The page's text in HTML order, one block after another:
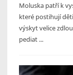
Moluska patří k
které postihují
výskyt velice
pediat ...